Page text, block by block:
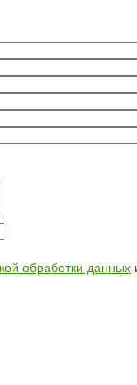
обработки данных